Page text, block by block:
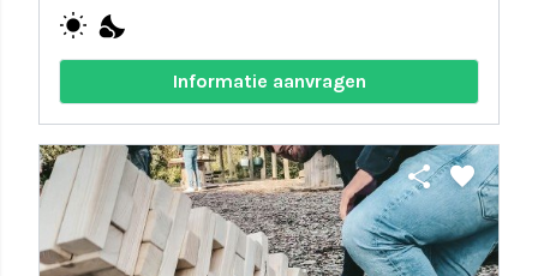
wb_sunny nights_stay
Informatie aanvragen
share favorite